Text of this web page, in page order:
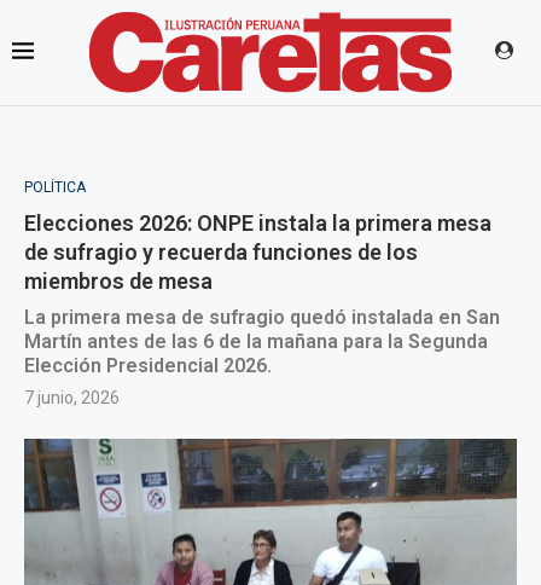
POLÍTICA
Elecciones 2026: ONPE instala la primera mesa
de sufragio y recuerda funciones de los
miembros de mesa
La primera mesa de sufragio quedó instalada en San
Martín antes de las 6 de la mañana para la Segunda
Elección Presidencial 2026.
7 junio, 2026